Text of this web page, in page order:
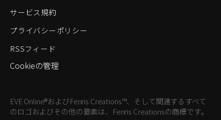
サービス規約
プライバシーポリシー
RSSフィード
Cookieの管理
EVE Online®およびFenris Creations™、そして関連するすべて
のロゴおよびその他の要素は、Fenris Creationsの商標です。